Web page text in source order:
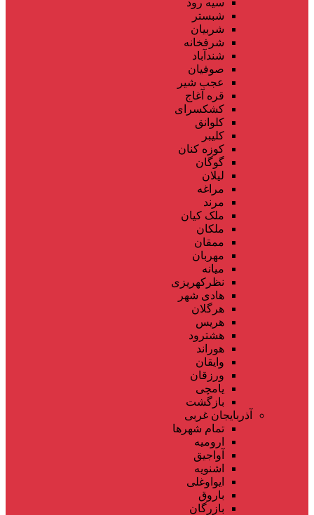
شبستر
شربیان
شرفخانه
شندآباد
صوفیان
عجب شیر
قره آغاج
کشکسرای
کلوانق
کلیبر
کوزه کنان
گوگان
لیلان
مراغه
مرند
ملک کیان
ملکان
ممقان
مهربان
میانه
نظرکهریزی
هادی شهر
هرگلان
هریس
هشترود
هوراند
وایقان
ورزقان
یامچی
بازگشت
آذربایجان غربی
تمام شهر‌ها
ارومیه
آواجیق
اشنویه
ایواوغلی
باروق
بازرگان